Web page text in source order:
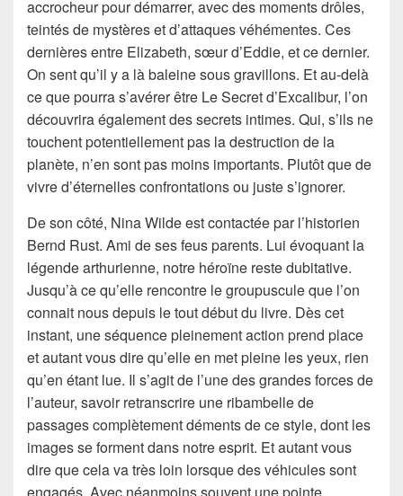
accrocheur pour démarrer, avec des moments drôles,
teintés de mystères et d’attaques véhémentes. Ces
dernières entre Elizabeth, sœur d’Eddie, et ce dernier.
On sent qu’il y a là baleine sous gravillons. Et au-delà
ce que pourra s’avérer être Le Secret d’Excalibur, l’on
découvrira également des secrets intimes. Qui, s’ils ne
touchent potentiellement pas la destruction de la
planète, n’en sont pas moins importants. Plutôt que de
vivre d’éternelles confrontations ou juste s’ignorer.
De son côté, Nina Wilde est contactée par l’historien
Bernd Rust. Ami de ses feus parents. Lui évoquant la
légende arthurienne, notre héroïne reste dubitative.
Jusqu’à ce qu’elle rencontre le groupuscule que l’on
connait nous depuis le tout début du livre. Dès cet
instant, une séquence pleinement action prend place
et autant vous dire qu’elle en met pleine les yeux, rien
qu’en étant lue. Il s’agit de l’une des grandes forces de
l’auteur, savoir retranscrire une ribambelle de
passages complètement déments de ce style, dont les
images se forment dans notre esprit. Et autant vous
dire que cela va très loin lorsque des véhicules sont
engagés. Avec néanmoins souvent une pointe